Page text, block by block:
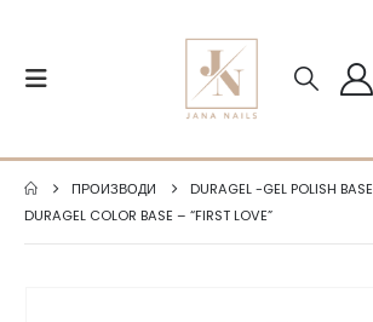
ПРОИЗВОДИ
DURAGEL -GEL POLISH BASE
DURAGEL COLOR BASE – “FIRST LOVE”